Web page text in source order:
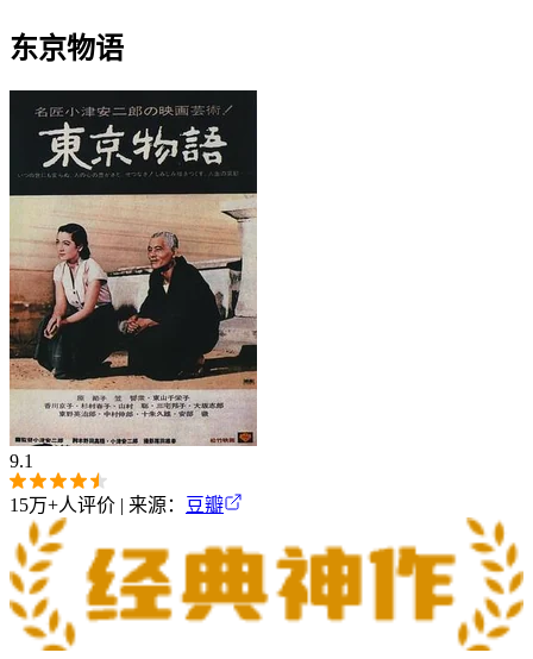
东京物语
9.1
15万+人评价 | 来源： 豆瓣